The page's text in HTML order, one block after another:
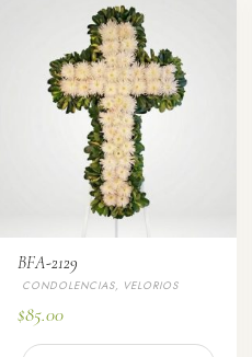
BFA-2129
CONDOLENCIAS, VELORIOS
$85.00